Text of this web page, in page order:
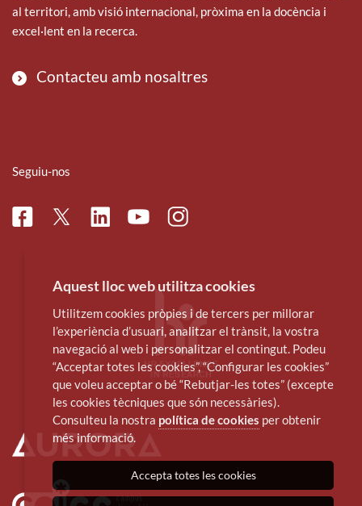
al territori, amb visió internacional, pròxima en la docència i
excel·lent en la recerca.
Contacteu amb nosaltres
Seguiu-nos
FacebookTwitterLinkedinYoutubeInstagram
Aquest lloc web utilitza cookies
Utilitzem cookies pròpies i de tercers per millorar
l’experiència d’usuari, analitzar el trànsit, la vostra
navegació al web i personalitzar el contingut. Podeu
“Acceptar totes les cookies”, “Configurar les cookies”
que voleu acceptar o bé “Rebutjar-les totes” (excepte
les cookies tècniques que són necessàries).
Consulteu la nostra política de cookies per obtenir
més informació.
Accepta totes les cookies